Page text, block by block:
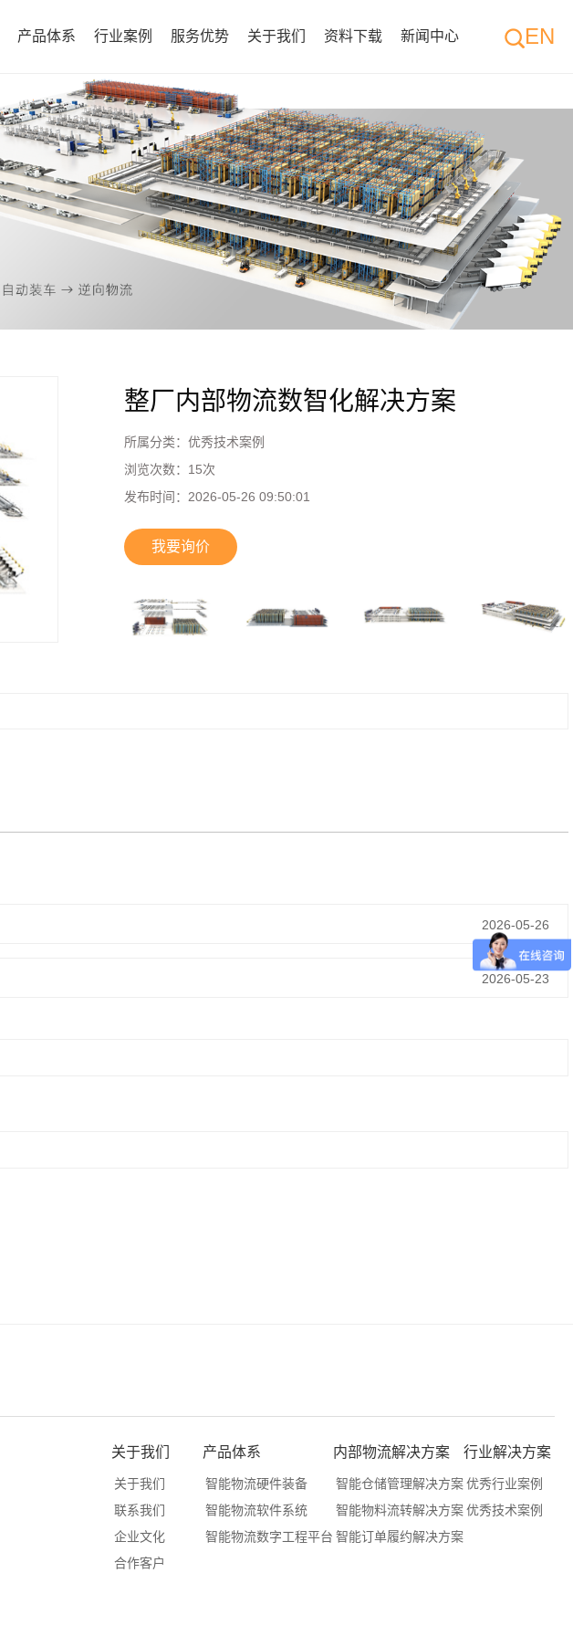
产品体系 行业案例 服务优势 关于我们 资料下载 新闻中心 EN
整厂内部物流数智化解决方案
所属分类：优秀技术案例
浏览次数： 15次
发布时间： 2026-05-26 09:50:01
我要询价
2026-05-26
2026-05-23
关于我们
关于我们
联系我们
企业文化
合作客户
产品体系
智能物流硬件装备
智能物流软件系统
智能物流数字工程平台
内部物流解决方案
智能仓储管理解决方案
智能物料流转解决方案
智能订单履约解决方案
行业解决方案
优秀行业案例
优秀技术案例